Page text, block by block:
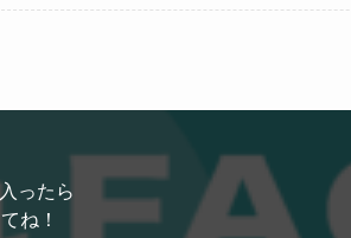
ったら
ね！